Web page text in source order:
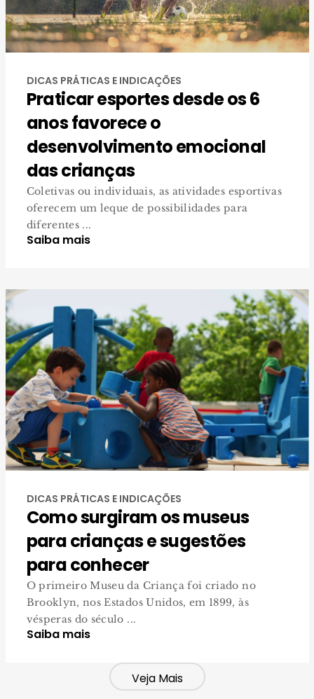
DICAS PRÁTICAS E INDICAÇÕES
Praticar esportes desde os 6
anos favorece o
desenvolvimento emocional
das crianças
Coletivas ou individuais, as atividades esportivas
oferecem um leque de possibilidades para
diferentes ...
Saiba mais
DICAS PRÁTICAS E INDICAÇÕES
Como surgiram os museus
para crianças e sugestões
para conhecer
O primeiro Museu da Criança foi criado no
Brooklyn, nos Estados Unidos, em 1899, às
vésperas do século ...
Saiba mais
Veja Mais